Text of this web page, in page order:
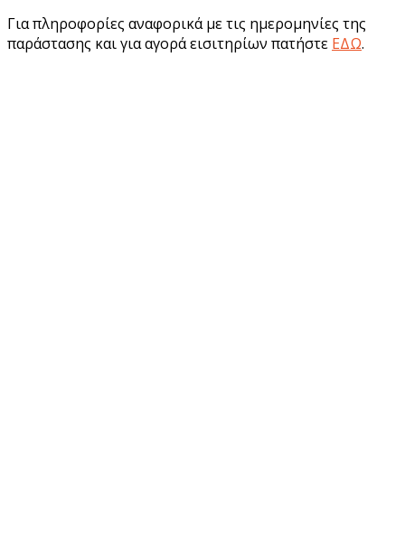
Για πληροφορίες αναφορικά με τις ημερομηνίες της
παράστασης και για αγορά εισιτηρίων πατήστε ΕΔΩ.